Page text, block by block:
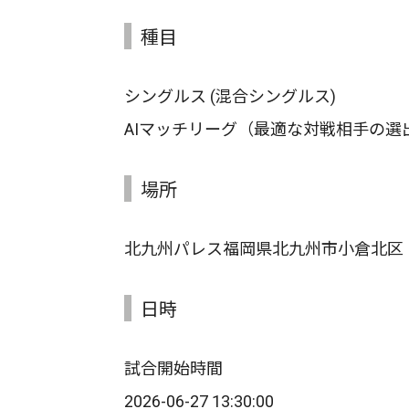
種目
シングルス (混合シングルス)
AIマッチリーグ（最適な対戦相手の選
場所
北九州パレス福岡県北九州市小倉北区
日時
試合開始時間
2026-06-27 13:30:00